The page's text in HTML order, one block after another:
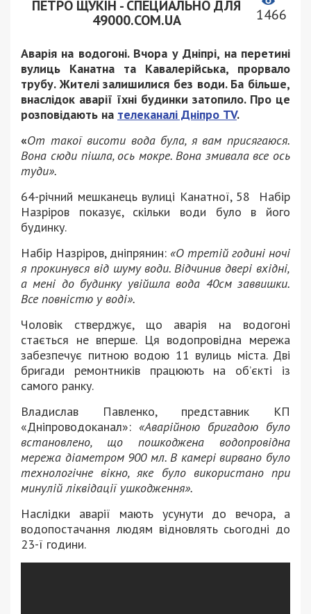
ПЕТРО ЩУКІН - СПЕЦИАЛЬНО ДЛЯ
49000.COM.UA
1466
Аварія на водогоні. Вчора у Дніпрі, на перетині
вулиць Канатна та Кавалерійська, прорвало
трубу. Жителі залишилися без води. Ба більше,
внаслідок аварії їхні будинки затопило. Про це
розповідають на телеканалі Дніпро TV.
«От такої висоти вода була, я вам присягаюся.
Вона сюди пішла, ось мокре. Вона змивала все ось
туди».
64-річний мешканець вулиці Канатної, 58 Набір
Назріров показує, скільки води було в його
будинку.
Набір Назріров, дніпрянин: «О третій годині ночі
я прокинувся від шуму води. Відчинив двері вхідні,
а мені до будинку увійшла вода 40см заввишки.
Все повністю у воді».
Чоловік стверджує, що аварія на водогоні
стається не вперше. Ця водопровідна мережа
забезпечує питною водою 11 вулиць міста. Дві
бригади ремонтників працюють на об’єкті із
самого ранку.
Владислав Павленко, представник КП
«Дніпроводоканал»: «Аварійною бригадою було
встановлено, що пошкоджена водопровідна
мережа діаметром 900 мл. В камері вирвано було
технологічне вікно, яке було використано при
минулій ліквідації ушкодження».
Наслідки аварії мають усунути до вечора, а
водопостачання людям відновлять сьогодні до
23-ї години.